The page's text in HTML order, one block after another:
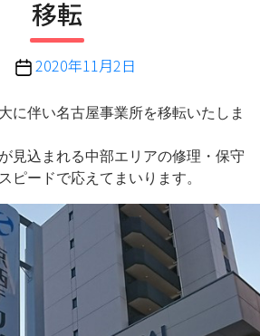
リ
ー
移転
投
日
2020年11月2日
に伴い名古屋事業所を移転いたしま
見込まれる中部エリアの修理・保守
ピードで応えてまいります。